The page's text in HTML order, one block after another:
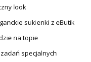
look
sukienki z eButik
na topie
specjalnych